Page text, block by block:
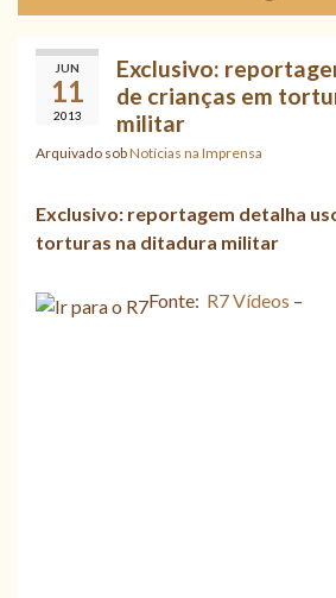
JUN
11
2013
Exclusivo:
de crianças em
militar
Arquivado sobNotícias na Imprensa
Exclusivo: reportagem detalha
torturas na ditadura militar
Fonte: R7 Vídeos –